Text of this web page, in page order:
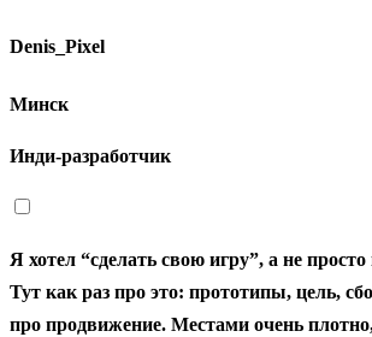
Denis_Pixel
Минск
Инди‑разработчик
Я хотел “сделать свою игру”, а не
Тут как раз про это: прототипы, цель,
про продвижение. Местами очень